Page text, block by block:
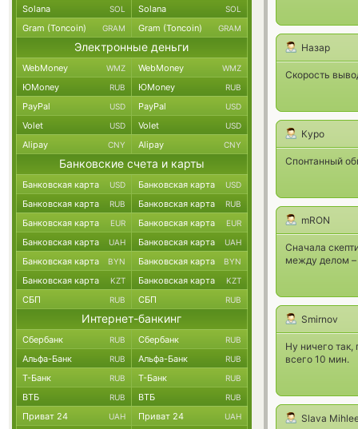
Назар
Скорость
Куро
Спонтанный
mRON
Сначала
между делом –
Smirnov
Ну ничего
всего 10 мин.
Slava
Solana SOL Solana SOL
Gram (Toncoin) GRAM Gram (Toncoin) GRAM
Электронные деньги
WebMoney WMZ WebMoney WMZ
ЮMoney RUB ЮMoney RUB
PayPal USD PayPal USD
Volet USD Volet USD
Alipay CNY Alipay CNY
Банковские счета и карты
Банковская карта USD Банковская карта USD
Банковская карта RUB Банковская карта RUB
Банковская карта EUR Банковская карта EUR
Банковская карта UAH Банковская карта UAH
Банковская карта BYN Банковская карта BYN
Банковская карта KZT Банковская карта KZT
СБП RUB СБП RUB
Интернет-банкинг
Сбербанк RUB Сбербанк RUB
Альфа-Банк RUB Альфа-Банк RUB
Т-Банк RUB Т-Банк RUB
ВТБ RUB ВТБ RUB
Приват 24 UAH Приват 24 UAH